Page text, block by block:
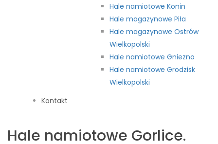
Hale namiotowe Konin
Hale magazynowe Piła
Hale magazynowe Ostrów
Wielkopolski
Hale namiotowe Gniezno
Hale namiotowe Grodzisk
Wielkopolski
Kontakt
Hale namiotowe Gorlice.